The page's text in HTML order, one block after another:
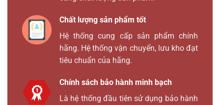
Chất lượng sản phẩm tốt
Hệ thống cung cấp sản phẩm chính
hãng. Hệ thống vận chuyển, lưu kho đạt
tiêu chuẩn của hãng.
Chính sách bảo hành minh bạch
Là hệ thống đầu tiên sử dụng bảo hành